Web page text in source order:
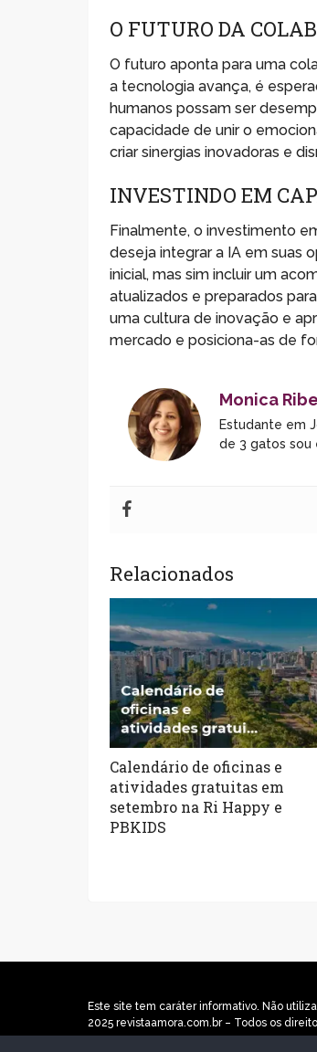
O FUTURO DA
O futuro aponta para uma
a tecnologia avança, é
humanos possam ser
capacidade de unir o
criar sinergias inovadoras e
INVESTINDO EM
Finalmente, o investimento
deseja integrar a IA em suas
inicial, mas sim incluir um
atualizados e preparados
uma cultura de inovação e
mercado e posiciona-as de
Monica
Estudante em
de 3 gatos sou
Relacionados
Calendário de oficinas e
atividades gratuitas em
setembro na Ri Happy e
PBKIDS
Este site tem caráter informativo. Não
2025 revistaamora.com.br – Todos os